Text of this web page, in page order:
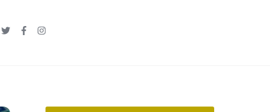
LinkedinTwitterFacebook